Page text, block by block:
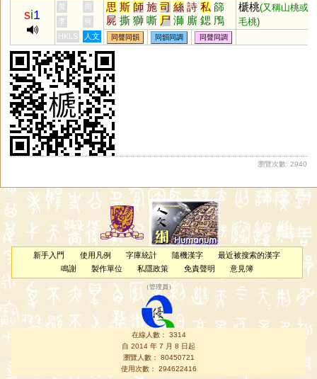
si1
黃 周 思 斯 師 施 司 絲 詩 私 篩
屍 撕 獅 嘶 尸 溮 廝 鍶 鳲
蓍 颸 釃 澌 鉈 罳 鷥 絁 緦
鰤 𠱾 帀 恖 㕧 厶 𤔲 𠂤 褷 葹
凘
邿
蜤
榹桃(又稱山桃或
毛桃)
李
何
HKLS
人文 同聲同韻 同韻同調 同聲同調
瀏覽次數: 2940
新手入門 使用凡例 字庫統計 隨機漢字
最近被搜索的漢字
鳴謝
製作單位 私隱政策 免責聲明 意見簿
（管理員 ）
在線人數： 3314
自 2014 年 7 月 8 日起
瀏覽人數： 80450721
使用次數： 294622416